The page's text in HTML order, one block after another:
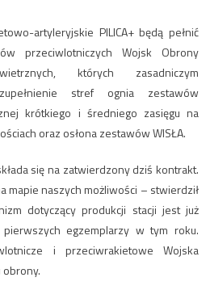
artyleryjskie PILICA+ będą pełnić
przeciwlotniczych Wojsk Obrony
których zasadniczym
stref ognia zestawów
krótkiego i średniego zasięgu na
oraz osłona zestawów WISŁA.
się na zatwierdzony dziś kontrakt.
mapie naszych możliwości – stwierdził
dotyczący produkcji stacji jest już
egzemplarzy w tym roku.
i przeciwrakietowe Wojska